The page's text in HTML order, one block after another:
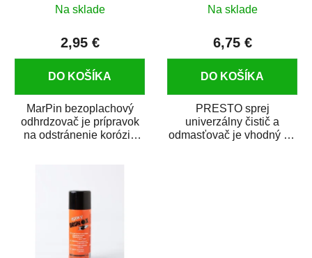
Na sklade
2,95 €
DO KOŠÍKA
MarPin bezoplachový
odhrdzovač je prípravok
na odstránenie korózie
Na sklade
6,75 €
DO KOŠÍKA
PRESTO sprej
univerzálny čistič a
odmasťovač je vhodný na